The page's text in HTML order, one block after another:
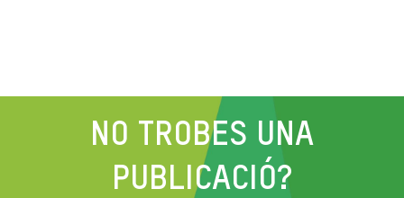
NO TROBES UNA
PUBLICACIÓ?